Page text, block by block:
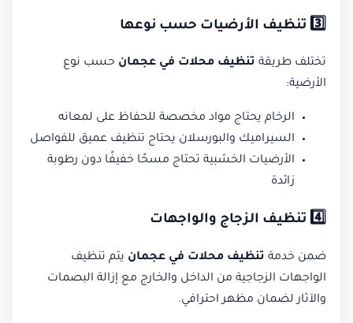
3️⃣ تنظيف الأرضيات حسب نوعها
تختلف طريقة تنظيف محلات في عجمان حسب نوع
الأرضية:
الرخام يحتاج مواد مخصصة للحفاظ على لمعانه
السيراميك والبورسلان يحتاج تنظيف عميق للفواصل
الأرضيات الخشبية تحتاج مسحًا خفيفًا دون رطوبة
زائدة
4️⃣ تنظيف الزجاج والواجهات
ضمن خدمة تنظيف محلات في عجمان يتم تنظيف
الواجهات الزجاجية من الداخل والخارج مع إزالة البصمات
والآثار لضمان مظهر احترافي.